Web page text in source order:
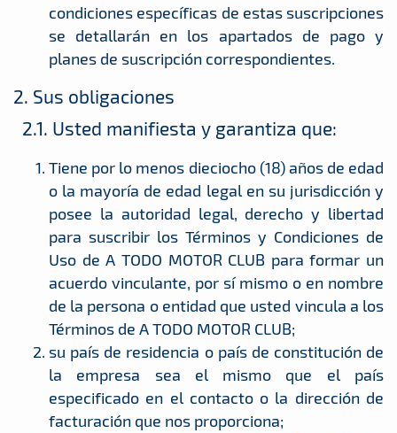
condiciones específicas de estas suscripciones
se detallarán en los apartados de pago y
planes de suscripción correspondientes.
2. Sus obligaciones
2.1. Usted manifiesta y garantiza que:
Tiene por lo menos dieciocho (18) años de edad
o la mayoría de edad legal en su jurisdicción y
posee la autoridad legal, derecho y libertad
para suscribir los Términos y Condiciones de
Uso de A TODO MOTOR CLUB para formar un
acuerdo vinculante, por sí mismo o en nombre
de la persona o entidad que usted vincula a los
Términos de A TODO MOTOR CLUB;
su país de residencia o país de constitución de
la empresa sea el mismo que el país
especificado en el contacto o la dirección de
facturación que nos proporciona;